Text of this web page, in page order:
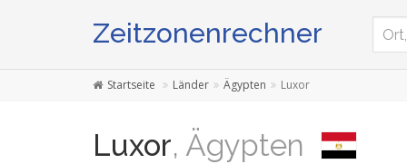
Zeitzonenrechner
Startseite Länder Ägypten Luxor
Luxor, Ägypten